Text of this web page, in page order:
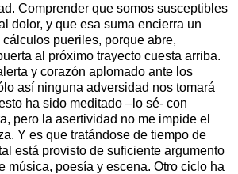
Comprender que somos susceptibles
dolor, y que esa suma encierra un
pueriles, porque abre,
al próximo trayecto cuesta arriba.
y corazón aplomado ante los
así ninguna adversidad nos tomará
ha sido meditado –lo sé- con
pero la asertividad no me impide el
Y es que tratándose de tiempo de
está provisto de suficiente argumento
música, poesía y escena. Otro ciclo ha